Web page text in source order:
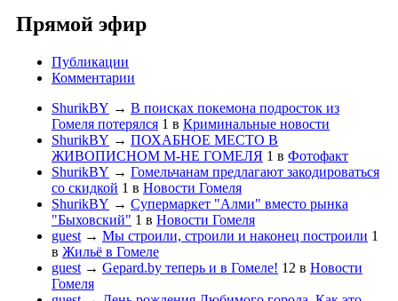
Прямой эфир
Публикации
Комментарии
ShurikBY → В поисках покемона подросток из
Гомеля потерялся 1 в Криминальные новости
ShurikBY → ПОХАБНОЕ МЕСТО В
ЖИВОПИСНОМ М-НЕ ГОМЕЛЯ 1 в Фотофакт
ShurikBY → Гомельчанам предлагают закодироваться
со скидкой 1 в Новости Гомеля
ShurikBY → Супермаркет "Алми" вместо рынка
"Быховский" 1 в Новости Гомеля
guest → Мы строили, строили и наконец построили 1
в Жильё в Гомеле
guest → Gepard.by теперь и в Гомеле! 12 в Новости
Гомеля